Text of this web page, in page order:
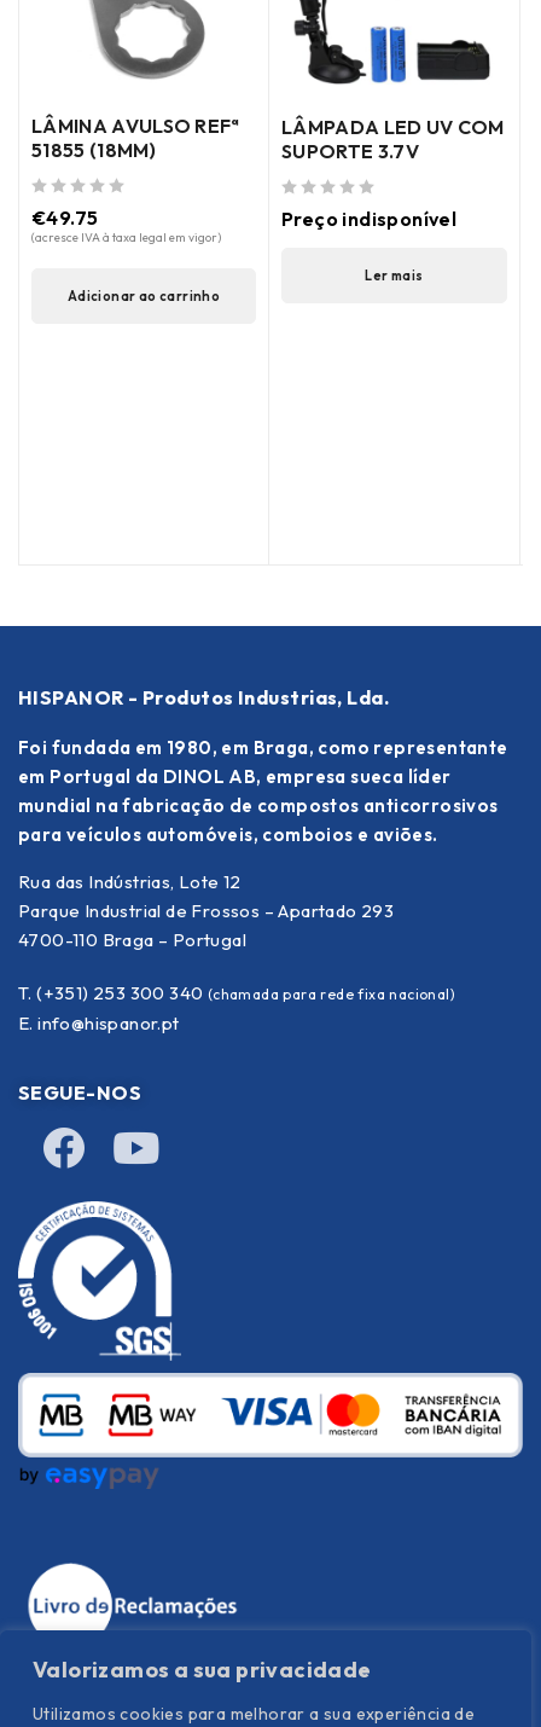
Valorizamos a sua privacidade
Utilizamos cookies para melhorar a sua experiência de
LÂMINA AVULSO REFª
51855 (18MM)
€49.75
(acresce IVA à taxa legal em vigor)
Adicionar ao carrinho
LÂMPADA LED UV COM
SUPORTE 3.7V
Preço indisponível
Ler mais
HISPANOR - Produtos Industrias, Lda.
Foi fundada em 1980, em Braga, como representante
em Portugal da DINOL AB, empresa sueca líder
mundial na fabricação de compostos anticorrosivos
para veículos automóveis, comboios e aviões.
Rua das Indústrias, Lote 12
Parque Industrial de Frossos – Apartado 293
4700-110 Braga – Portugal
T. (+351) 253 300 340 (chamada para rede fixa nacional)
E. info@hispanor.pt
SEGUE-NOS